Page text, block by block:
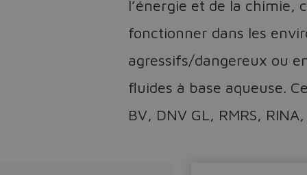
l’énergie et de la chimie,
fonctionner dans les
agressifs/dangereux ou
fluides à base aqueuse.
BV, DNV GL, RMRS,